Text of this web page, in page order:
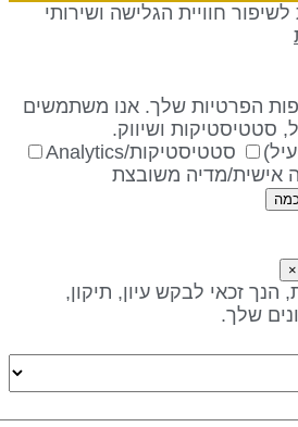
חוויית הגלישה ושירותי
הפרטיות שלך. אנו משתמשים
ושיווק.
סטטיסטיקות/Analytics
מדיה משובצת
זכאי לבקש עיון, תיקון,
שלך.